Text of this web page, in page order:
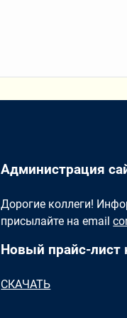
Администрация
Дорогие коллеги!
присылайте на email
Новый прайс-лист
СКАЧАТЬ